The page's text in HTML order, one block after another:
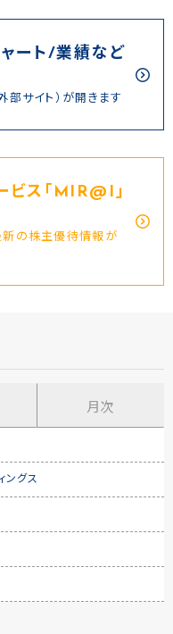
ート/業績など
サイト）が開きます
ビス｢MIR@I｣
新の株主優待情報が
月次
ングス